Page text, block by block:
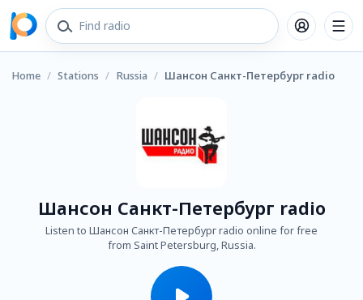
Home / Stations / Russia / Шансон Санкт-Петербург radio
Шансон Санкт-Петербург radio
Listen to Шансон Санкт-Петербург radio online for free
from Saint Petersburg, Russia.